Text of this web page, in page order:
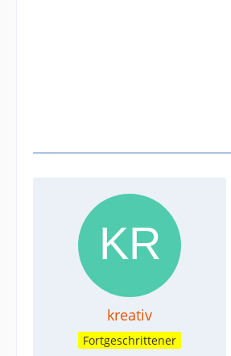
kreativ
Fortgeschrittener